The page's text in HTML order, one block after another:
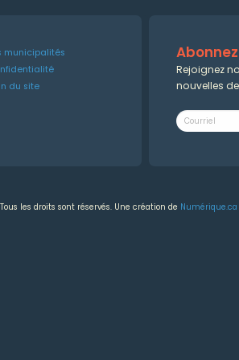
municipalités
du site
Rejoignez
nouvelles
les droits sont réservés. Une création de Numérique.ca